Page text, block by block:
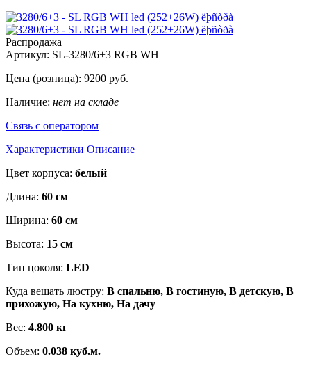
Распродажа
Артикул: SL-3280/6+3 RGB WH
Цена (розница): 9200 руб.
Наличие: нет на складе
Связь с оператором
Характеристики Описание
Цвет корпуса: белый
Длина: 60 см
Ширина: 60 см
Высота: 15 см
Тип цоколя: LED
Куда вешать люстру: В спальню, В гостиную, В детскую, В
прихожую, На кухню, На дачу
Вес: 4.800 кг
Объем: 0.038 куб.м.